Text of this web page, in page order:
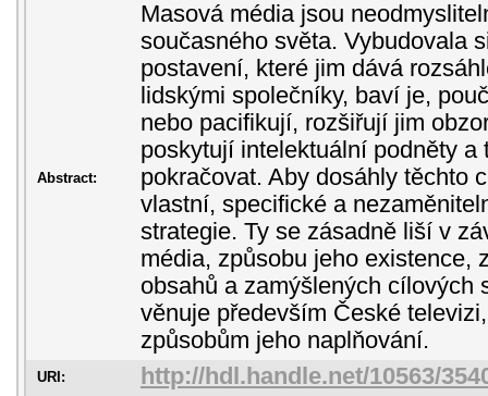
Abstract:
Masová média jsou
současného světa. Vybudovala
postavení, které jim dává
lidskými společníky, baví je,
nebo pacifikují, rozšiřují jim
poskytují intelektuální podněty a
pokračovat. Aby dosáhly těchto
vlastní, specifické a
strategie. Ty se zásadně liší v
média, způsobu jeho existence,
obsahů a zamýšlených cílových
věnuje především České
způsobům jeho naplňování.
URI: http://hdl.handle.net/10563/